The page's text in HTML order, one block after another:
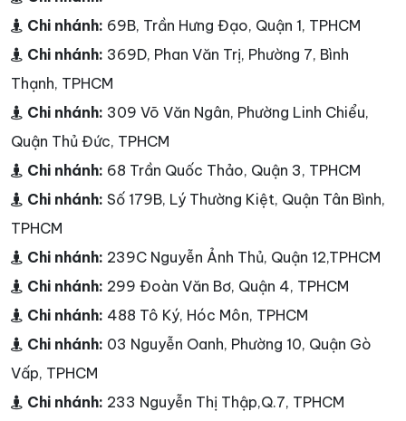
Chi nhánh: 69B, Trần Hưng Đạo, Quận 1, TPHCM
Chi nhánh: 369D, Phan Văn Trị, Phường 7, Bình
Thạnh, TPHCM
Chi nhánh: 309 Võ Văn Ngân, Phường Linh Chiểu,
Quận Thủ Đức, TPHCM
Chi nhánh: 68 Trần Quốc Thảo, Quận 3, TPHCM
Chi nhánh: Số 179B, Lý Thường Kiệt, Quận Tân Bình,
TPHCM
Chi nhánh: 239C Nguyễn Ảnh Thủ, Quận 12,TPHCM
Chi nhánh: 299 Đoàn Văn Bơ, Quận 4, TPHCM
Chi nhánh: 488 Tô Ký, Hóc Môn, TPHCM
Chi nhánh: 03 Nguyễn Oanh, Phường 10, Quận Gò
Vấp, TPHCM
Chi nhánh: 233 Nguyễn Thị Thập,Q.7, TPHCM